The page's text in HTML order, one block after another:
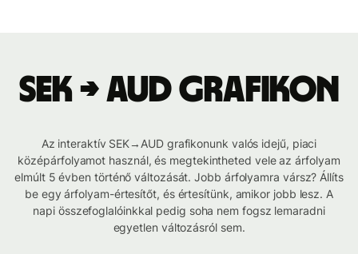
SEK → AUD grafikon
Az interaktív SEK→AUD grafikonunk valós idejű, piaci
középárfolyamot használ, és megtekintheted vele az árfolyam
elmúlt 5 évben történő változását. Jobb árfolyamra vársz? Állíts
be egy árfolyam-értesítőt, és értesítünk, amikor jobb lesz. A
napi összefoglalóinkkal pedig soha nem fogsz lemaradni
egyetlen változásról sem.